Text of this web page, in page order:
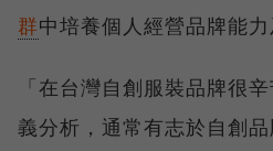
群中培養個人經營品牌能力
「在台灣自創服裝品牌很
義分析，通常有志於自創